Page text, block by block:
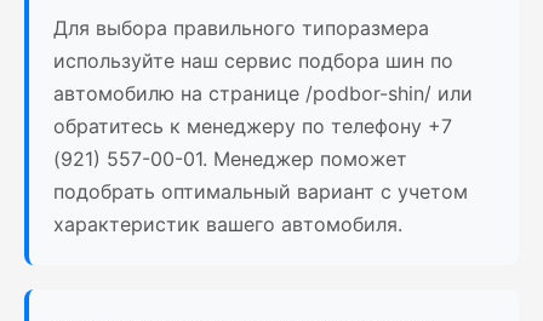
Для выбора правильного типоразмера
используйте наш сервис подбора шин по
автомобилю на странице /podbor-shin/ или
обратитесь к менеджеру по телефону +7
(921) 557-00-01. Менеджер поможет
подобрать оптимальный вариант с учетом
характеристик вашего автомобиля.